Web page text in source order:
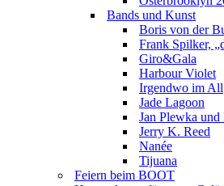
Bands und Kunst
Boris von der
Frank Spilker,
Giro&Gala
Harbour Violet
Irgendwo im All
Jade Lagoon
Jan Plewka
Jerry K. Reed
Nanée
Tijuana
Feiern beim BOOT